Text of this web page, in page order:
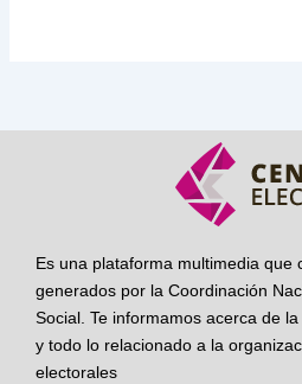
Es una plataforma multimedia que
generados por la Coordinación
Social. Te informamos acerca de
y todo lo relacionado a la
electorales